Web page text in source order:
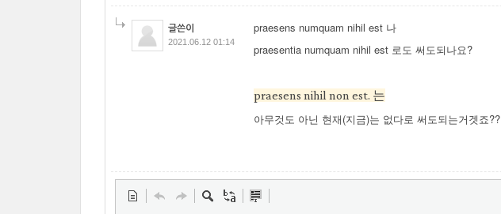
글쓴이
2021.06.12 01:14
praesens numquam nihil est 나
praesentia numquam nihil est 로도 써도되나요?
praesens nihil non est. 는
아무것도 아닌 현재(지금)는 없다로 써도되는거겟죠??